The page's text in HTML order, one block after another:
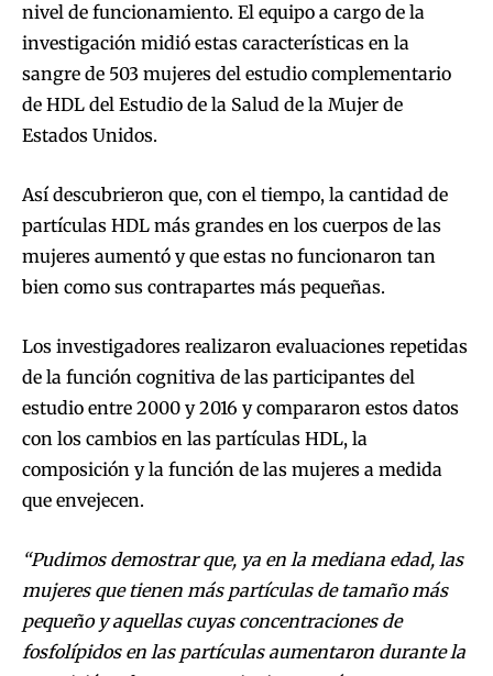
nivel de funcionamiento. El equipo a cargo de la
investigación midió estas características en la
sangre de 503 mujeres del estudio complementario
de HDL del Estudio de la Salud de la Mujer de
Estados Unidos.
Así descubrieron que, con el tiempo, la cantidad de
partículas HDL más grandes en los cuerpos de las
mujeres aumentó y que estas no funcionaron tan
bien como sus contrapartes más pequeñas.
Los investigadores realizaron evaluaciones repetidas
de la función cognitiva de las participantes del
estudio entre 2000 y 2016 y compararon estos datos
con los cambios en las partículas HDL, la
composición y la función de las mujeres a medida
que envejecen.
“Pudimos demostrar que, ya en la mediana edad, las
mujeres que tienen más partículas de tamaño más
pequeño y aquellas cuyas concentraciones de
fosfolípidos en las partículas aumentaron durante la